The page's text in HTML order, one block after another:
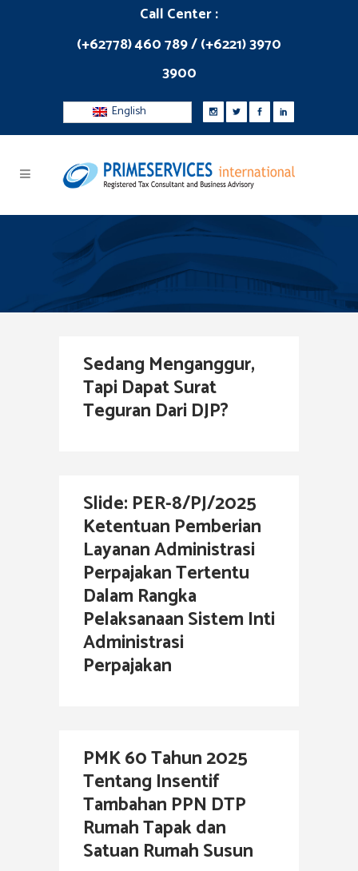
Call Center :
(+62778) 460 789 / (+6221) 3970
3900
English
Sedang Menganggur,
Tapi Dapat Surat
Teguran Dari DJP?
Slide: PER-8/PJ/2025
Ketentuan Pemberian
Layanan Administrasi
Perpajakan Tertentu
Dalam Rangka
Pelaksanaan Sistem Inti
Administrasi
Perpajakan
PMK 60 Tahun 2025
Tentang Insentif
Tambahan PPN DTP
Rumah Tapak dan
Satuan Rumah Susun